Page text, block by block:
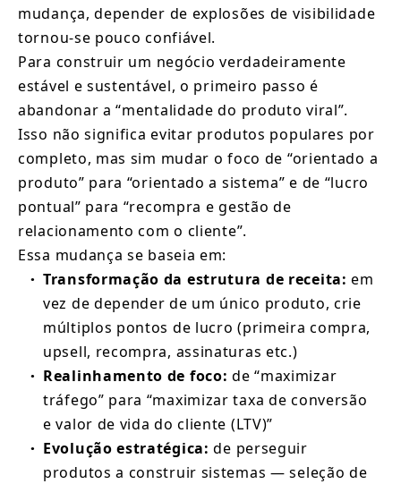
mudança, depender de explosões de visibilidade
tornou-se pouco confiável.
Para construir um negócio verdadeiramente
estável e sustentável, o primeiro passo é
abandonar a “mentalidade do produto viral”.
Isso não significa evitar produtos populares por
completo, mas sim mudar o foco de “orientado a
produto” para “orientado a sistema” e de “lucro
pontual” para “recompra e gestão de
relacionamento com o cliente”.
Essa mudança se baseia em:
● Transformação da estrutura de receita: em
vez de depender de um único produto, crie
múltiplos pontos de lucro (primeira compra,
upsell, recompra, assinaturas etc.)
● Realinhamento de foco: de “maximizar
tráfego” para “maximizar taxa de conversão
e valor de vida do cliente (LTV)”
● Evolução estratégica: de perseguir
produtos a construir sistemas — seleção de